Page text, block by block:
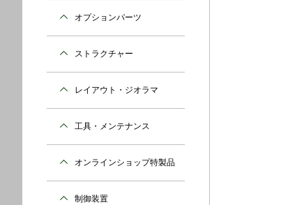
オプションパーツ
ストラクチャー
レイアウト・ジオラマ
工具・メンテナンス
オンラインショップ特製品
制御装置